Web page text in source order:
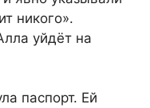
никого».
уйдёт на
паспорт. Ей